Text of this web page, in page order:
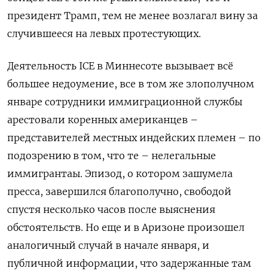
президент Трамп, тем не менее возлагал вину за
случившееся на левых протестующих.
Деятельность ICE в Миннесоте вызывает всё
большее недоумение, все в том же злополучном
январе сотрудники иммиграционной службы
арестовали коренных американцев –
представителей местных индейских племен – по
подозрению в том, что те – нелегальные
иммигрантаы. Эпизод, о котором зашумела
пресса, завершился благополучно, свободой
спустя несколько часов после выяснения
обстоятельств. Но еще и в Аризоне произошел
аналогичный случай в начале января, и
публичной информации, что задержанные там